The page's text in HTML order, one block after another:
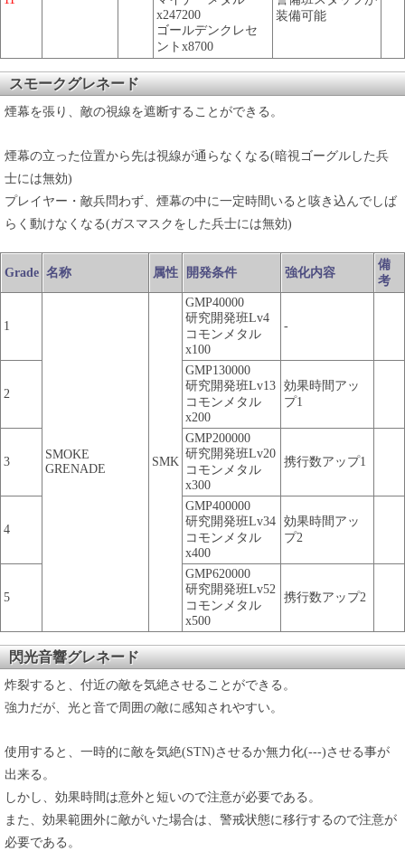
x247200
ゴールデンクレセ
ントx8700
装備可能
スモークグレネード
煙幕を張り、敵の視線を遮断することができる。
煙幕の立った位置から先は視線が通らなくなる(暗視ゴーグルした兵
士には無効)
プレイヤー・敵兵問わず、煙幕の中に一定時間いると咳き込んでしば
らく動けなくなる(ガスマスクをした兵士には無効)
Grade 名称 属性 開発条件 強化内容
備
考
1
SMOKE
GRENADE
SMK
GMP40000
研究開発班Lv4
コモンメタル
x100
-
2
GMP130000
研究開発班Lv13
コモンメタル
x200
効果時間アッ
プ1
3
GMP200000
研究開発班Lv20
コモンメタル
x300
携行数アップ1
4
GMP400000
研究開発班Lv34
コモンメタル
x400
効果時間アッ
プ2
5
GMP620000
研究開発班Lv52
コモンメタル
x500
携行数アップ2
閃光音響グレネード
炸裂すると、付近の敵を気絶させることができる。
強力だが、光と音で周囲の敵に感知されやすい。
使用すると、一時的に敵を気絶(STN)させるか無力化(---)させる事が
出来る。
しかし、効果時間は意外と短いので注意が必要である。
また、効果範囲外に敵がいた場合は、警戒状態に移行するので注意が
必要である。